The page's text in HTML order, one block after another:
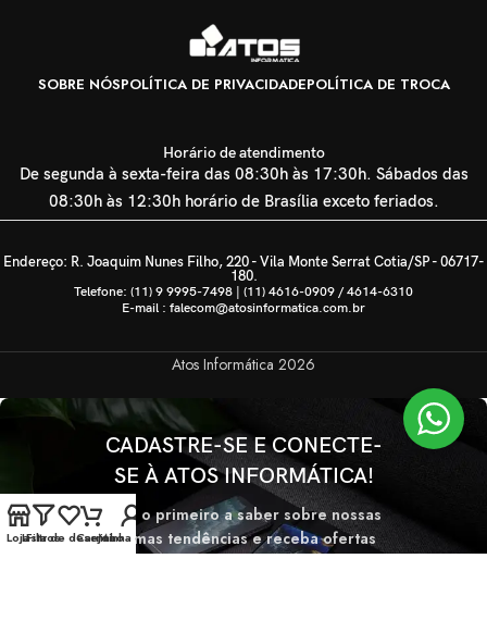
SOBRE NÓSPOLÍTICA DE PRIVACIDADEPOLÍTICA DE TROCA
Horário de atendimento
De segunda à sexta-feira das 08:30h às 17:30h. Sábados das
08:30h às 12:30h horário de Brasília exceto feriados.
Endereço: R. Joaquim Nunes Filho, 220 - Vila Monte Serrat Cotia/SP - 06717-
180.
Telefone: (11) 9 9995-7498 | (11) 4616-0909 / 4614-6310
E-mail : falecom@atosinformatica.com.br
Atos Informática 2026
CADASTRE-SE E CONECTE-
SE À ATOS INFORMÁTICA!
Seja o primeiro a saber sobre nossas
últimas tendências e receba ofertas
LojaFiltros
Lista de desejos
CarrinhoMinha conta